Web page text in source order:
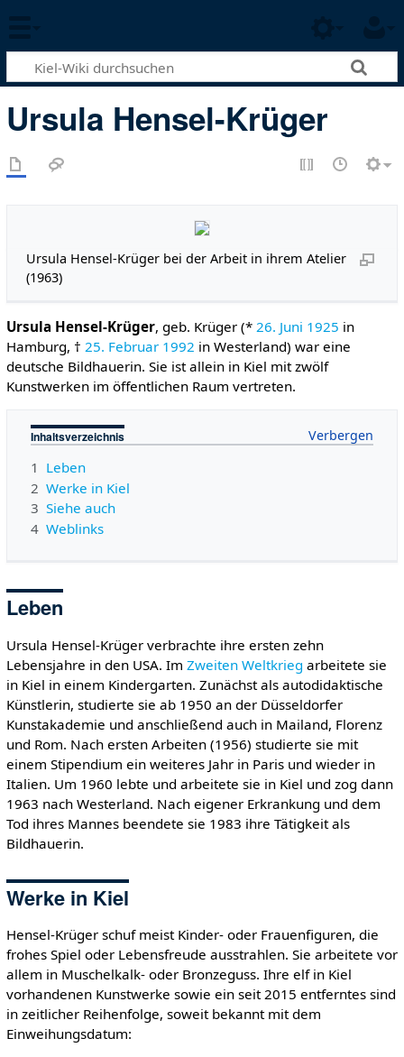
Ursula Hensel-Krüger
Ursula Hensel-Krüger bei der Arbeit in ihrem Atelier
(1963)
Ursula Hensel-Krüger, geb. Krüger (* 26. Juni 1925 in
Hamburg, † 25. Februar 1992 in Westerland) war eine
deutsche Bildhauerin. Sie ist allein in Kiel mit zwölf
Kunstwerken im öffentlichen Raum vertreten.
Inhaltsverzeichnis
1 Leben
2 Werke in Kiel
3 Siehe auch
4 Weblinks
Leben
Ursula Hensel-Krüger verbrachte ihre ersten zehn
Lebensjahre in den USA. Im Zweiten Weltkrieg arbeitete sie
in Kiel in einem Kindergarten. Zunächst als autodidaktische
Künstlerin, studierte sie ab 1950 an der Düsseldorfer
Kunstakademie und anschließend auch in Mailand, Florenz
und Rom. Nach ersten Arbeiten (1956) studierte sie mit
einem Stipendium ein weiteres Jahr in Paris und wieder in
Italien. Um 1960 lebte und arbeitete sie in Kiel und zog dann
1963 nach Westerland. Nach eigener Erkrankung und dem
Tod ihres Mannes beendete sie 1983 ihre Tätigkeit als
Bildhauerin.
Werke in Kiel
Hensel-Krüger schuf meist Kinder- oder Frauenfiguren, die
frohes Spiel oder Lebensfreude ausstrahlen. Sie arbeitete vor
allem in Muschelkalk- oder Bronzeguss. Ihre elf in Kiel
vorhandenen Kunstwerke sowie ein seit 2015 entferntes sind
in zeitlicher Reihenfolge, soweit bekannt mit dem
Einweihungsdatum: